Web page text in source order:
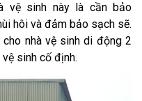
vệ sinh này là cần bảo
hôi và đảm bảo sạch sẽ.
nhà vệ sinh di động 2
sinh cố định.